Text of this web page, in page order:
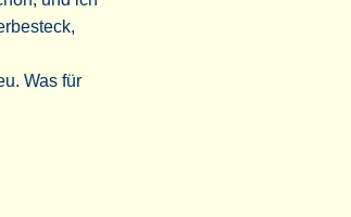
Was für